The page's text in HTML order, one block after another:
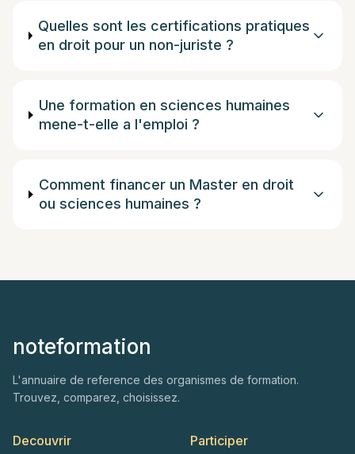
Quelles sont les certifications pratiques
en droit pour un non-juriste ?
Une formation en sciences humaines
mene-t-elle a l'emploi ?
Comment financer un Master en droit
ou sciences humaines ?
noteformation
L'annuaire de reference des organismes de formation.
Trouvez, comparez, choisissez.
Decouvrir Participer